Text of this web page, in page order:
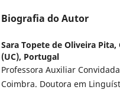
Biografia do Autor
Sara Topete de Oliveira Pita,
(UC), Portugal
Professora Auxiliar
Coimbra. Doutora em